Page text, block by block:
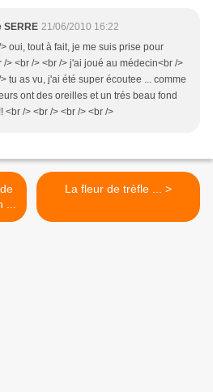
SERRE 21/06/2010 16:22
oui, tout à fait, je me suis prise pour
/> <br /> <br /> j'ai joué au médecin<br />
tu as vu, j'ai été super écoutee ... comme
ont des oreilles et un trés beau fond
<br /> <br /> <br /> <br />
La fleur de trèfle ... >